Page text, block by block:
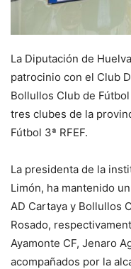
La Diputación de
patrocinio con el Club
Bollullos Club de
tres clubes de la
Fútbol 3ª RFEF.
La presidenta de la
Limón, ha mantenido
AD Cartaya y Bollullos
Rosado,
Ayamonte CF, Jenaro
acompañados por la